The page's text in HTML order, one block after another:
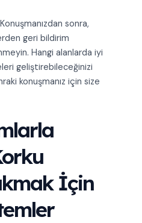
sonra,
geri bildirim
Hangi alanlarda iyi
geliştirebileceğinizi
konuşmanız için size
İçin